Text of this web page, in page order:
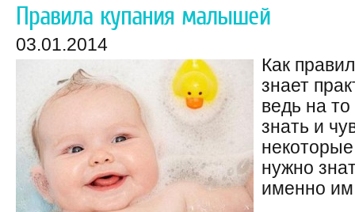
Правила купания малышей
03.01.2014
Как
знает
ведь на
знать и
нужно
именно